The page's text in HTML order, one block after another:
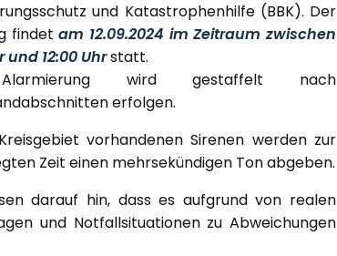
und Katastrophenhilfe (BBK). Der
findet am 12.09.2024 im Zeitraum zwischen
und 12:00 Uhrstatt.
wird gestaffelt nach
erfolgen.
vorhandenen Sirenen werden zur
Zeit einen mehrsekündigen Ton abgeben.
darauf hin, dass es aufgrund von realen
und Notfallsituationen zu Abweichungen